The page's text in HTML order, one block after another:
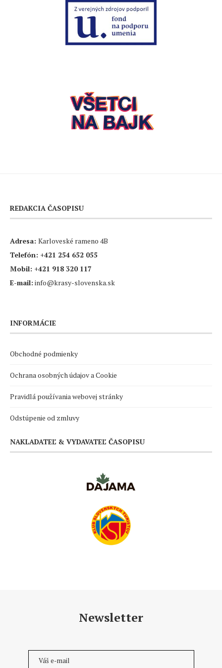
REDAKCIA ČASOPISU
Adresa: Karloveské rameno 4B
Telefón: +421 254 652 055
Mobil: +421 918 320 117
E-mail: info@krasy-slovenska.sk
INFORMÁCIE
Obchodné podmienky
Ochrana osobných údajov a Cookie
Pravidlá používania webovej stránky
Odstúpenie od zmluvy
NAKLADATEĽ & VYDAVATEĽ ČASOPISU
Newsletter